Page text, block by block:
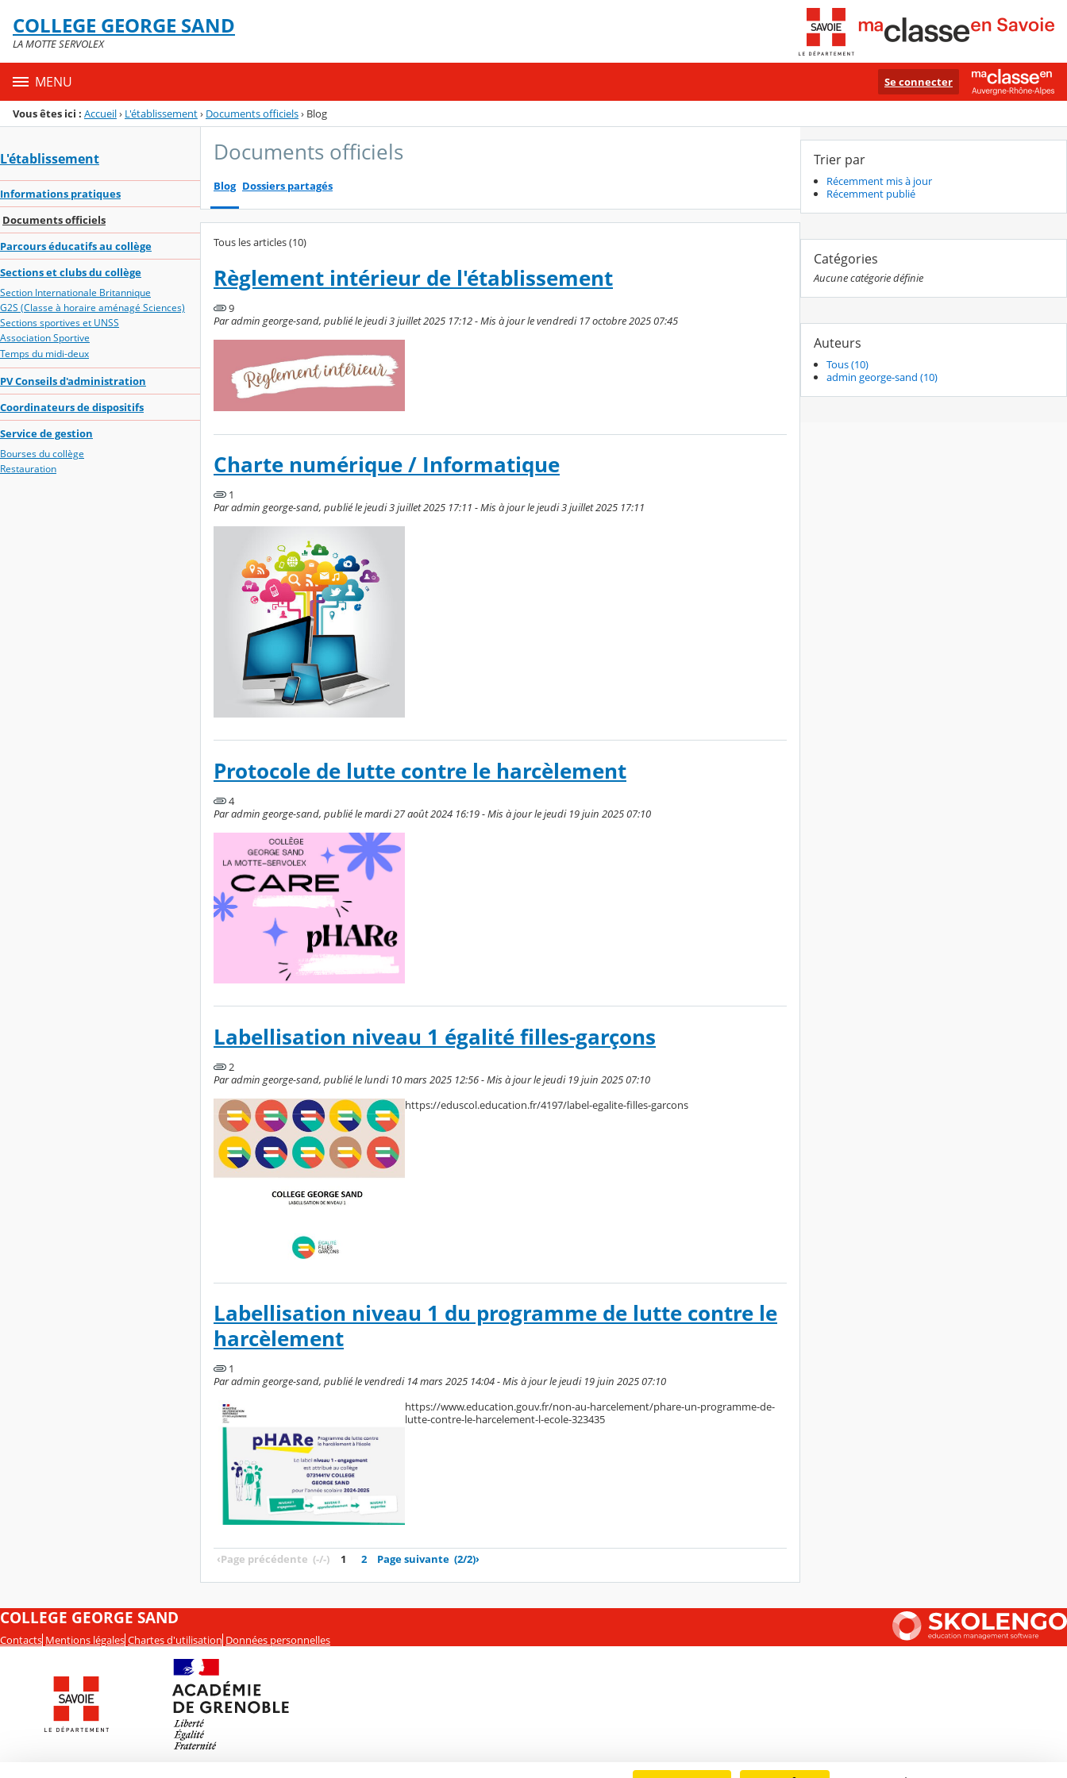
Menu de la rubrique
Contenu
COLLEGE GEORGE SAND
LA MOTTE SERVOLEX
MENU Se connecter
Vous êtes ici : Accueil› L'établissement› Documents officiels› Blog
L'établissement
Informations pratiques
Documents officiels
Parcours éducatifs au collège
Sections et clubs du collège
Section Internationale Britannique
G2S (Classe à horaire aménagé Sciences)
Sections sportives et UNSS
Association Sportive
Temps du midi-deux
PV Conseils d'administration
Coordinateurs de dispositifs
Service de gestion
Bourses du collège
Restauration
Documents officiels
Blog Dossiers partagés
Tous les articles (10)
Règlement intérieur de l'établissement
9
Par admin george-sand, publié le jeudi 3 juillet 2025 17:12 - Mis à jour le vendredi 17 octobre 2025 07:45
Charte numérique / Informatique
1
Par admin george-sand, publié le jeudi 3 juillet 2025 17:11 - Mis à jour le jeudi 3 juillet 2025 17:11
Protocole de lutte contre le harcèlement
4
Par admin george-sand, publié le mardi 27 août 2024 16:19 - Mis à jour le jeudi 19 juin 2025 07:10
Labellisation niveau 1 égalité filles-garçons
2
Par admin george-sand, publié le lundi 10 mars 2025 12:56 - Mis à jour le jeudi 19 juin 2025 07:10
https://eduscol.education.fr/4197/label-egalite-filles-garcons
Labellisation niveau 1 du programme de lutte contre le
harcèlement
1
Par admin george-sand, publié le vendredi 14 mars 2025 14:04 - Mis à jour le jeudi 19 juin 2025 07:10
https://www.education.gouv.fr/non-au-harcelement/phare-un-programme-de-
lutte-contre-le-harcelement-l-ecole-323435
‹Page précédente (-/-) 1 2 Page suivante (2/2)›
Trier par
Récemment mis à jour
Récemment publié
Catégories
Aucune catégorie définie
Auteurs
Tous (10)
admin george-sand (10)
COLLEGE GEORGE SAND
Contacts Mentions légales Chartes d'utilisation Données personnelles